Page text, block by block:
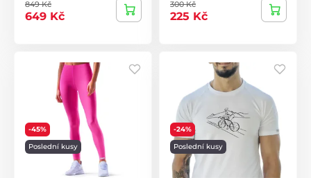
849 Kč
649 Kč
300 Kč
225 Kč
-45%
Poslední kusy
-24%
Poslední kusy